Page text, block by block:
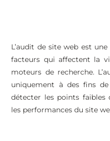
L’audit de site web est
facteurs qui affectent la
moteurs de recherche.
uniquement à des fins
détecter les points faibles
les performances du site